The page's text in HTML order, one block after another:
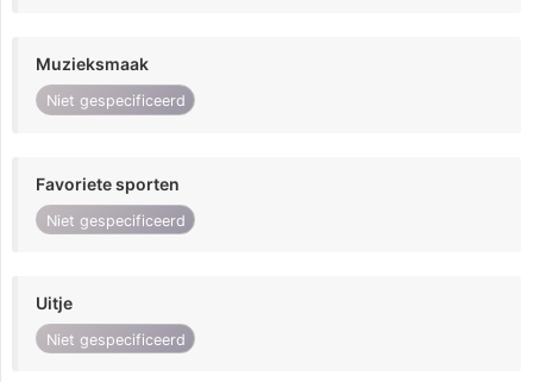
Muzieksmaak
Niet gespecificeerd
Favoriete sporten
Niet gespecificeerd
Uitje
Niet gespecificeerd